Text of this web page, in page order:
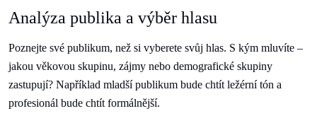
Analýza publika a výběr hlasu
Poznejte své publikum, než si vyberete svůj hlas. S kým mluvíte –
jakou věkovou skupinu, zájmy nebo demografické skupiny
zastupují? Například mladší publikum bude chtít ležérní tón a
profesionál bude chtít formálnější.